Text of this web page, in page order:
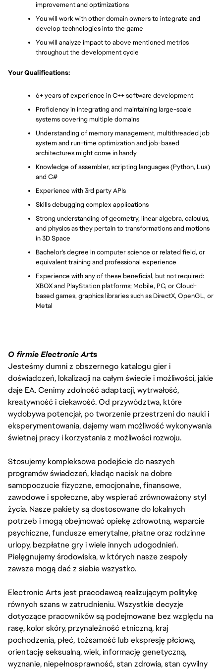
improvement and optimizations
You will work with other domain owners to integrate and
develop technologies into the game
You will analyze impact to above mentioned metrics
throughout the development cycle
Your Qualifications:
6+ years of experience in C++ software development
Proficiency in integrating and maintaining large-scale
systems covering multiple domains
Understanding of memory management, multithreaded job
system and run-time optimization and job-based
architectures might come in handy
Knowledge of assembler, scripting languages (Python, Lua)
and C#
Experience with 3rd party APIs
Skills debugging complex applications
Strong understanding of geometry, linear algebra, calculus,
and physics as they pertain to transformations and motions
in 3D Space
Bachelor's degree in computer science or related field, or
equivalent training and professional experience
Experience with any of these beneficial, but not required:
XBOX and PlayStation platforms; Mobile, PC, or Cloud-
based games, graphics libraries such as DirectX, OpenGL, or
Metal
O firmie Electronic Arts
Jesteśmy dumni z obszernego katalogu gier i
doświadczeń, lokalizacji na całym świecie i możliwości, jakie
daje EA. Cenimy zdolność adaptacji, wytrwałość,
kreatywność i ciekawość. Od przywództwa, które
wydobywa potencjał, po tworzenie przestrzeni do nauki i
eksperymentowania, dajemy wam możliwość wykonywania
świetnej pracy i korzystania z możliwości rozwoju.
Stosujemy kompleksowe podejście do naszych
programów świadczeń, kładąc nacisk na dobre
samopoczucie fizyczne, emocjonalne, finansowe,
zawodowe i społeczne, aby wspierać zrównoważony styl
życia. Nasze pakiety są dostosowane do lokalnych
potrzeb i mogą obejmować opiekę zdrowotną, wsparcie
psychiczne, fundusze emerytalne, płatne oraz rodzinne
urlopy, bezpłatne gry i wiele innych udogodnień.
Pielęgnujemy środowiska, w których nasze zespoły
zawsze mogą dać z siebie wszystko.
Electronic Arts jest pracodawcą realizującym politykę
równych szans w zatrudnieniu. Wszystkie decyzje
dotyczące pracowników są podejmowane bez względu na
rasę, kolor skóry, przynależność etniczną, kraj
pochodzenia, płeć, tożsamość lub ekspresję płciową,
orientację seksualną, wiek, informację genetyczną,
wyznanie, niepełnosprawność, stan zdrowia, stan cywilny